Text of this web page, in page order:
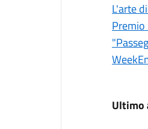
L'arte
Premio
Ultimo